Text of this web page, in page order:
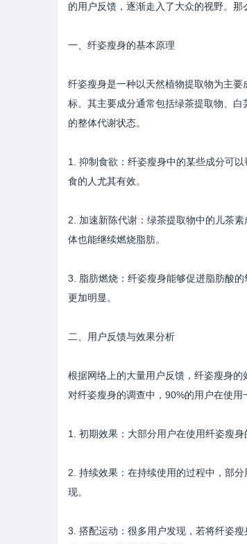
的用户反馈，逐渐走入了大众的视野。那
一、纤姿瘦身的基本原理
纤姿瘦身是一种以天然植物提取物为主
标。其主要成分通常包括绿茶提取物、
的整体代谢状态。
1. 抑制食欲：纤姿瘦身中的某些成分可
食的人尤其有效。
2. 加速新陈代谢：绿茶提取物中的儿茶
体也能继续燃烧脂肪。
3. 脂肪燃烧：纤姿瘦身能够促进脂肪酸
更加明显。
二、用户反馈与效果分析
根据网络上的大量用户反馈，纤姿瘦身
对纤姿瘦身的调查中，90%的用户在使用
1. 初期效果：大部分用户在使用纤姿瘦
2. 持续效果：在持续使用的过程中，部
现。
3. 搭配运动：很多用户发现，若将纤姿